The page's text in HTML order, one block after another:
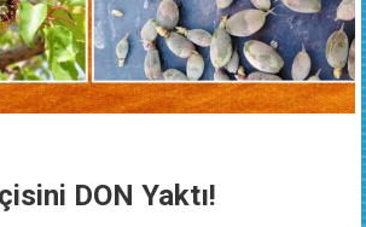
DON Yaktı!